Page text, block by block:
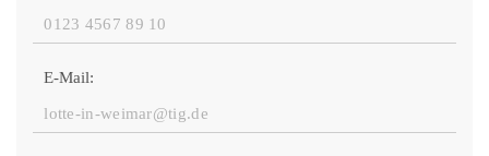
E-Mail: